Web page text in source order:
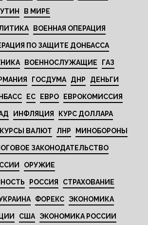
В МИРЕ
ВОЕННАЯ ОПЕРАЦИЯ
ПО ЗАЩИТЕ ДОНБАССА
ВОЕННОСЛУЖАЩИЕ ГАЗ
ГОСДУМА ДНР ДЕНЬГИ
ЕС ЕВРО ЕВРОКОМИССИЯ
ИНФЛЯЦИЯ КУРС ДОЛЛАРА
КУРСЫ ВАЛЮТ ЛНР МИНОБОРОНЫ
ЗАКОНОДАТЕЛЬСТВО
ОРУЖИЕ
РОССИЯ СТРАХОВАНИЕ
ФОРЕКС ЭКОНОМИКА
США ЭКОНОМИКА РОССИИ